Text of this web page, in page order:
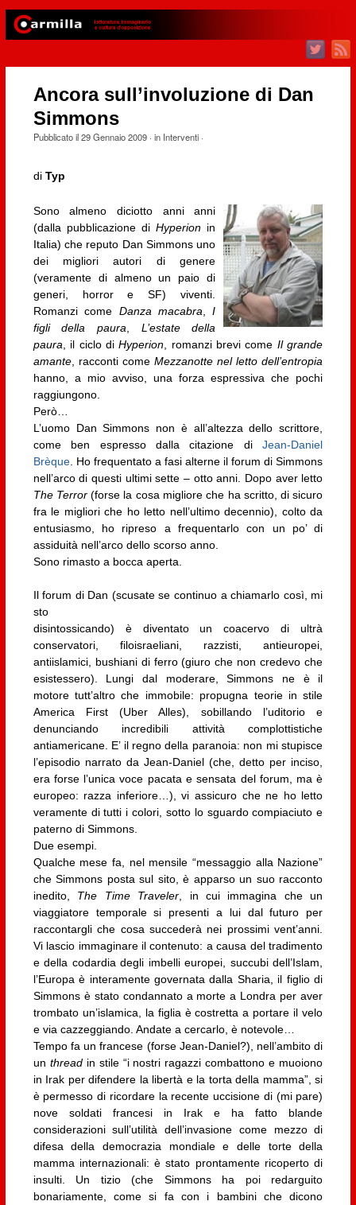
Ancora sull’involuzione di Dan
Simmons
Pubblicato il29 Gennaio 2009· in Interventi·
di Typ
Sono almeno diciotto anni anni
(dalla pubblicazione diHyperion in
Italia) che reputo Dan Simmons uno
dei migliori autori di genere
(veramente di almeno un paio di
generi, horror e SF) viventi.
Romanzi come Danza macabra ,I
figli della paura
L’estate della
paura , il ciclo diHyperion , romanzi brevi come Il grande
amante, racconti come Mezzanotte nel letto dell’entropia
hanno, a mio avviso, una forza espressiva che pochi
raggiungono.
Però…
L’uomo Dan Simmons non è all’altezza dello scrittore,
come ben espresso dalla citazione diJean-Daniel
Brèque. Ho frequentato a fasi alterne il forum di Simmons
nell’arco di questi ultimi sette – otto anni. Dopo aver letto
The Terror(forse la cosa migliore che ha scritto, di sicuro
fra le migliori che ho letto nell’ultimo decennio), colto da
entusiasmo, ho ripreso a frequentarlo con un po’ di
assiduità nell’arco dello scorso anno.
Sono rimasto a bocca aperta.
Il forum di Dan (scusate se continuo a chiamarlo così, mi
sto
disintossicando) è diventato un coacervo di ultrà
conservatori, filoisraeliani, razzisti, antieuropei,
antiislamici, bushiani di ferro (giuro che non credevo che
esistessero). Lungi dal moderare, Simmons ne è il
motore tutt’altro che immobile: propugna teorie in stile
America First (Uber Alles), sobillando l’uditorio e
denunciando incredibili attività complottistiche
antiamericane. E’ il regno della paranoia: non mi stupisce
l’episodio narrato da Jean-Daniel (che, detto per inciso,
era forse l’unica voce pacata e sensata del forum, ma è
europeo: razza inferiore…), vi assicuro che ne ho letto
veramente di tutti i colori, sotto lo sguardo compiaciuto e
paterno di Simmons.
Due esempi.
Qualche mese fa, nel mensile “messaggio alla Nazione”
che Simmons posta sul sito, è apparso un suo racconto
inedito, The Time Traveler , in cui immagina che un
viaggiatore temporale si presenti a lui dal futuro per
raccontargli che cosa succederà nei prossimi vent’anni.
Vi lascio immaginare il contenuto: a causa del tradimento
e della codardia degli imbelli europei, succubi dell’Islam,
l’Europa è interamente governata dalla Sharia, il figlio di
Simmons è stato condannato a morte a Londra per aver
trombato un’islamica, la figlia è costretta a portare il velo
e via cazzeggiando. Andate a cercarlo, è notevole…
Tempo fa un francese (forse Jean-Daniel?), nell’ambito di
un threadin stile “i nostri ragazzi combattono e muoiono
in Irak per difendere la libertà e la torta della mamma”, si
è permesso di ricordare la recente uccisione di (mi pare)
nove soldati francesi in Irak e ha fatto blande
considerazioni sull’utilità dell’invasione come mezzo di
difesa della democrazia mondiale e delle torte della
mamma internazionali: è stato prontamente ricoperto di
insulti. Un tizio (che Simmons ha poi redarguito
bonariamente, come si fa con i bambini che dicono